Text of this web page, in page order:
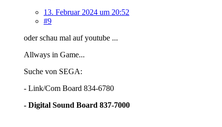
13. Februar 2024 um 20:52
#9
oder schau mal auf youtube ...
Allways in Game...
Suche von SEGA:
- Link/Com Board 834-6780
- Digital Sound Board 837-7000